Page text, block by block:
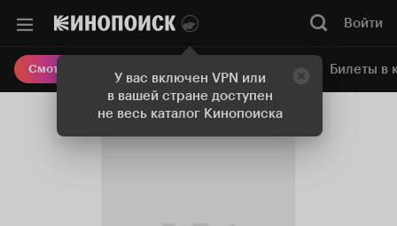
У вас включен VPN или
в вашей стране доступен
не весь каталог Кинопоиска
Войти
Смотреть кино Онлайн-кинотеатр Билеты в